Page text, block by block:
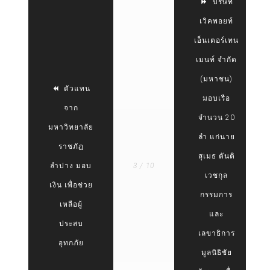
ตัวแทน
จาก
มหาวิทยาลัย
ราชภัฏ
ลำปาง มอบ
เงิน เพื่อช่วย
เหลือผู้
ประสบ
อุทกภัย
3 / 10
บริษัท
เวิคพอยท์
เอ็นเตอร์เทน
เมนท์ จำกัด
(มหาชน)
มอบเรือ
จำนวน 20
ลำ แก่นาย
สุเมธ ตันติ
เวชกุล
กรรมการ
และ
เลขาธิการ
มูลนิธิชัย